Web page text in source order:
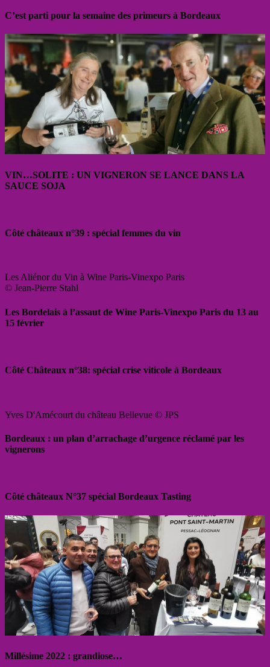
C’est parti pour la semaine des primeurs à Bordeaux
VIN…SOLITE : UN VIGNERON SE LANCE DANS LA
SAUCE SOJA
Côté châteaux n°39 : spécial femmes du vin
Les Aliénor du Vin à Wine Paris-Vinexpo Paris
© Jean-Pierre Stahl
Les Bordelais à l’assaut de Wine Paris-Vinexpo Paris du 13 au
15 février
Côté Châteaux n°38: spécial crise viticole à Bordeaux
Yves D'Amécourt du château Bellevue © JPS
Bordeaux : un plan d’arrachage d’urgence réclamé par les
vignerons
Côté châteaux N°37 spécial Bordeaux Tasting
Millésime 2022 : grandiose…